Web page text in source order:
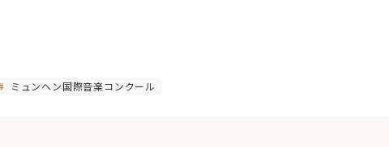
ミュンヘン国際音楽コンクール